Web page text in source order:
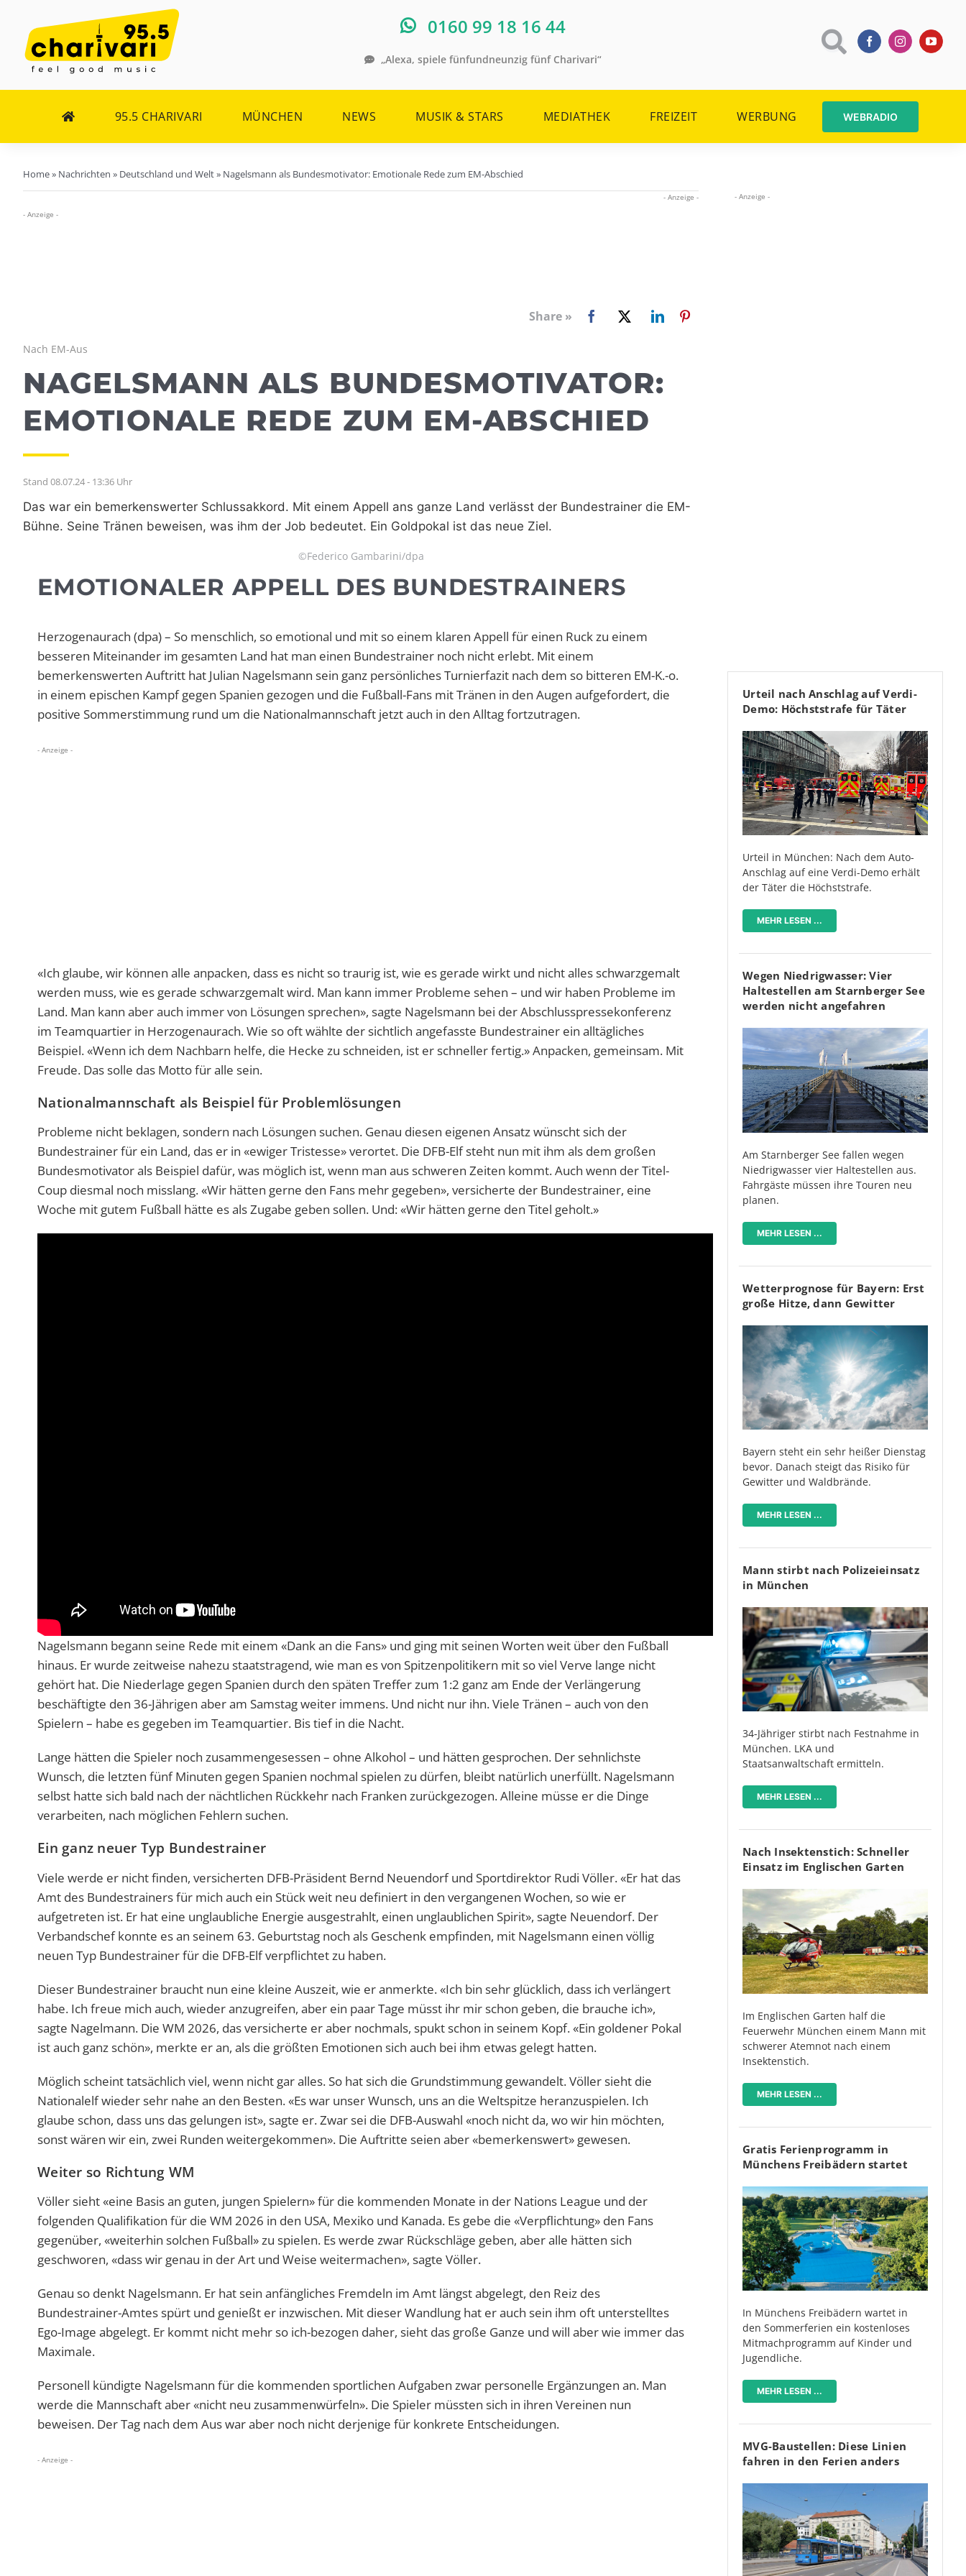
Inhalt
springen
0160 99 18 16 44
„Alexa, spiele fünfundneunzig fünf Charivari“
95.5 CHARIVARI MÜNCHEN NEWS MUSIK & STARS MEDIATHEK FREIZEIT WERBUNG WEBRADIO
Home» Nachrichten » Deutschland und Welt» Nagelsmann als Bundesmotivator: Emotionale Rede zum EM-Abschied
- Anzeige -
- Anzeige -
Share »
Nach EM-Aus
NAGELSMANN ALS BUNDESMOTIVATOR:
EMOTIONALE REDE ZUM EM-ABSCHIED
Stand 08.07.24 - 13:36 Uhr
Das war ein bemerkenswerter Schlussakkord. Mit einem Appell ans ganze Land verlässt der Bundestrainer die EM-
Bühne. Seine Tränen beweisen, was ihm der Job bedeutet. Ein Goldpokal ist das neue Ziel.
©Federico Gambarini/dpa
EMOTIONALER APPELL DES BUNDESTRAINERS
Herzogenaurach (dpa) – So menschlich, so emotional und mit so einem klaren Appell für einen Ruck zu einem
besseren Miteinander im gesamten Land hat man einen Bundestrainer noch nicht erlebt. Mit einem
bemerkenswerten Auftritt hat Julian Nagelsmann sein ganz persönliches Turnierfazit nach dem so bitteren EM-K.-o.
in einem epischen Kampf gegen Spanien gezogen und die Fußball-Fans mit Tränen in den Augen aufgefordert, die
positive Sommerstimmung rund um die Nationalmannschaft jetzt auch in den Alltag fortzutragen.
- Anzeige -
«Ich glaube, wir können alle anpacken, dass es nicht so traurig ist, wie es gerade wirkt und nicht alles schwarzgemalt
werden muss, wie es gerade schwarzgemalt wird. Man kann immer Probleme sehen – und wir haben Probleme im
Land. Man kann aber auch immer von Lösungen sprechen», sagte Nagelsmann bei der Abschlusspressekonferenz
im Teamquartier in Herzogenaurach. Wie so oft wählte der sichtlich angefasste Bundestrainer ein alltägliches
Beispiel. «Wenn ich dem Nachbarn helfe, die Hecke zu schneiden, ist er schneller fertig.» Anpacken, gemeinsam. Mit
Freude. Das solle das Motto für alle sein.
Nationalmannschaft als Beispiel für Problemlösungen
Probleme nicht beklagen, sondern nach Lösungen suchen. Genau diesen eigenen Ansatz wünscht sich der
Bundestrainer für ein Land, das er in «ewiger Tristesse» verortet. Die DFB-Elf steht nun mit ihm als dem großen
Bundesmotivator als Beispiel dafür, was möglich ist, wenn man aus schweren Zeiten kommt. Auch wenn der Titel-
Coup diesmal noch misslang. «Wir hätten gerne den Fans mehr gegeben», versicherte der Bundestrainer, eine
Woche mit gutem Fußball hätte es als Zugabe geben sollen. Und: «Wir hätten gerne den Titel geholt.»
Nagelsmann begann seine Rede mit einem «Dank an die Fans» und ging mit seinen Worten weit über den Fußball
hinaus. Er wurde zeitweise nahezu staatstragend, wie man es von Spitzenpolitikern mit so viel Verve lange nicht
gehört hat. Die Niederlage gegen Spanien durch den späten Treffer zum 1:2 ganz am Ende der Verlängerung
beschäftigte den 36-Jährigen aber am Samstag weiter immens. Und nicht nur ihn. Viele Tränen – auch von den
Spielern – habe es gegeben im Teamquartier. Bis tief in die Nacht.
Lange hätten die Spieler noch zusammengesessen – ohne Alkohol – und hätten gesprochen. Der sehnlichste
Wunsch, die letzten fünf Minuten gegen Spanien nochmal spielen zu dürfen, bleibt natürlich unerfüllt. Nagelsmann
selbst hatte sich bald nach der nächtlichen Rückkehr nach Franken zurückgezogen. Alleine müsse er die Dinge
verarbeiten, nach möglichen Fehlern suchen.
Ein ganz neuer Typ Bundestrainer
Viele werde er nicht finden, versicherten DFB-Präsident Bernd Neuendorf und Sportdirektor Rudi Völler. «Er hat das
Amt des Bundestrainers für mich auch ein Stück weit neu definiert in den vergangenen Wochen, so wie er
aufgetreten ist. Er hat eine unglaubliche Energie ausgestrahlt, einen unglaublichen Spirit», sagte Neuendorf. Der
Verbandschef konnte es an seinem 63. Geburtstag noch als Geschenk empfinden, mit Nagelsmann einen völlig
neuen Typ Bundestrainer für die DFB-Elf verpflichtet zu haben.
Dieser Bundestrainer braucht nun eine kleine Auszeit, wie er anmerkte. «Ich bin sehr glücklich, dass ich verlängert
habe. Ich freue mich auch, wieder anzugreifen, aber ein paar Tage müsst ihr mir schon geben, die brauche ich»,
sagte Nagelmann. Die WM 2026, das versicherte er aber nochmals, spukt schon in seinem Kopf. «Ein goldener Pokal
ist auch ganz schön», merkte er an, als die größten Emotionen sich auch bei ihm etwas gelegt hatten.
Möglich scheint tatsächlich viel, wenn nicht gar alles. So hat sich die Grundstimmung gewandelt. Völler sieht die
Nationalelf wieder sehr nahe an den Besten. «Es war unser Wunsch, uns an die Weltspitze heranzuspielen. Ich
glaube schon, dass uns das gelungen ist», sagte er. Zwar sei die DFB-Auswahl «noch nicht da, wo wir hin möchten,
sonst wären wir ein, zwei Runden weitergekommen». Die Auftritte seien aber «bemerkenswert» gewesen.
Weiter so Richtung WM
Völler sieht «eine Basis an guten, jungen Spielern» für die kommenden Monate in der Nations League und der
folgenden Qualifikation für die WM 2026 in den USA, Mexiko und Kanada. Es gebe die «Verpflichtung» den Fans
gegenüber, «weiterhin solchen Fußball» zu spielen. Es werde zwar Rückschläge geben, aber alle hätten sich
geschworen, «dass wir genau in der Art und Weise weitermachen», sagte Völler.
Genau so denkt Nagelsmann. Er hat sein anfängliches Fremdeln im Amt längst abgelegt, den Reiz des
Bundestrainer-Amtes spürt und genießt er inzwischen. Mit dieser Wandlung hat er auch sein ihm oft unterstelltes
Ego-Image abgelegt. Er kommt nicht mehr so ich-bezogen daher, sieht das große Ganze und will aber wie immer das
Maximale.
Personell kündigte Nagelsmann für die kommenden sportlichen Aufgaben zwar personelle Ergänzungen an. Man
werde die Mannschaft aber «nicht neu zusammenwürfeln». Die Spieler müssten sich in ihren Vereinen nun
beweisen. Der Tag nach dem Aus war aber noch nicht derjenige für konkrete Entscheidungen.
- Anzeige -
- Anzeige -
Urteil nach Anschlag auf Verdi-
Demo: Höchststrafe für Täter
Urteil in München: Nach dem Auto-
Anschlag auf eine Verdi-Demo erhält
der Täter die Höchststrafe.
MEHR LESEN ...
Wegen Niedrigwasser: Vier
Haltestellen am Starnberger See
werden nicht angefahren
Am Starnberger See fallen wegen
Niedrigwasser vier Haltestellen aus.
Fahrgäste müssen ihre Touren neu
planen.
MEHR LESEN ...
Wetterprognose für Bayern: Erst
große Hitze, dann Gewitter
Bayern steht ein sehr heißer Dienstag
bevor. Danach steigt das Risiko für
Gewitter und Waldbrände.
MEHR LESEN ...
Mann stirbt nach Polizeieinsatz
in München
34-Jähriger stirbt nach Festnahme in
München. LKA und
Staatsanwaltschaft ermitteln.
MEHR LESEN ...
Nach Insektenstich: Schneller
Einsatz im Englischen Garten
Im Englischen Garten half die
Feuerwehr München einem Mann mit
schwerer Atemnot nach einem
Insektenstich.
MEHR LESEN ...
Gratis Ferienprogramm in
Münchens Freibädern startet
In Münchens Freibädern wartet in
den Sommerferien ein kostenloses
Mitmachprogramm auf Kinder und
Jugendliche.
MEHR LESEN ...
MVG-Baustellen: Diese Linien
fahren in den Ferien anders